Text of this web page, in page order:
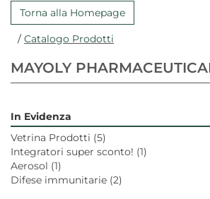
Torna alla Homepage
/ Catalogo Prodotti
MAYOLY
In Evidenza
Vetrina Prodotti (5)
Integratori super sconto! (1)
Aerosol (1)
Difese immunitarie (2)